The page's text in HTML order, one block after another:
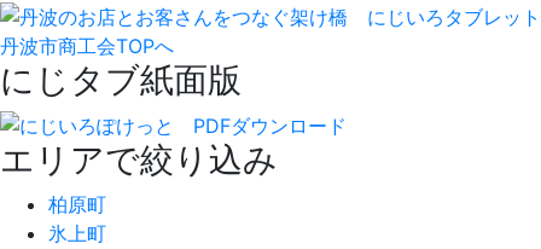
丹波市商工会TOPへ
にじタブ紙面版
エリアで絞り込み
柏原町
氷上町